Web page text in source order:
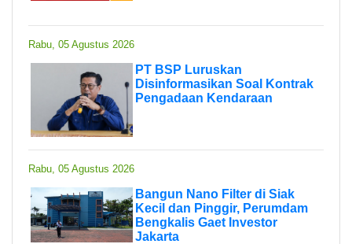
Rabu, 05 Agustus 2026
PT BSP Luruskan
Disinformasikan Soal Kontrak
Pengadaan Kendaraan
Rabu, 05 Agustus 2026
Bangun Nano Filter di Siak
Kecil dan Pinggir, Perumdam
Bengkalis Gaet Investor
Jakarta